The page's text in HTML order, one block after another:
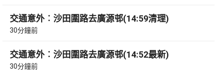
交通意外︰沙田圍路去廣源邨(14:59清理)
30分鐘前
交通意外︰沙田圍路去廣源邨(14:52最新)
30分鐘前